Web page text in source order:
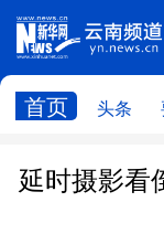
首页 头条
头条
延时摄影看